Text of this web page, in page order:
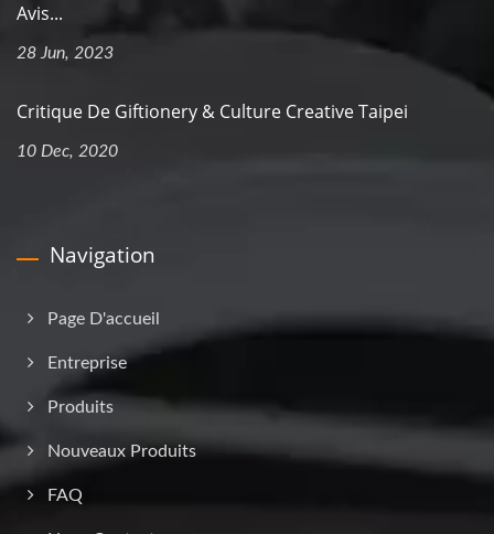
Avis...
28 Jun, 2023
Critique De Giftionery & Culture Creative Taipei
10 Dec, 2020
Navigation
Page D'accueil
Entreprise
Produits
Nouveaux Produits
FAQ